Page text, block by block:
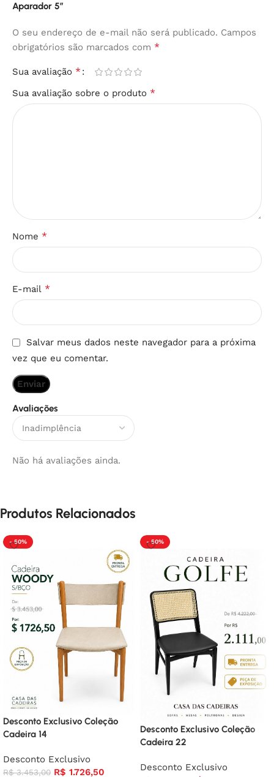
Avaliações
Não há avaliações ainda.
Aparador 5”
O seu endereço de e-mail não será publicado. Campos
obrigatórios são marcados com *
Sua avaliação *
Sua avaliação sobre o produto *
Nome *
E-mail *
Salvar meus dados neste navegador para a próxima
vez que eu comentar.
Produtos Relacionados
- 50%
Desconto Exclusivo Coleção
Cadeira 14
Desconto Exclusivo
R$3.453,00 R$ 1.726,50
- 50%
Desconto Exclusivo Coleção
Cadeira 22
Desconto Exclusivo